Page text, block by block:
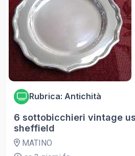
Rubrica: Antichità
6 sottobicchieri vintage
sheffield
MATINO